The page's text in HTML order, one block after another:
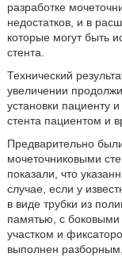
разработке
недостатков, и в
которые могут быть
стента.
Технический
увеличении
установки пациенту
стента пациентом и
Предварительно
мочеточниковыми
показали, что
случае, если у
в виде трубки из
памятью, с
участком и
выполнен